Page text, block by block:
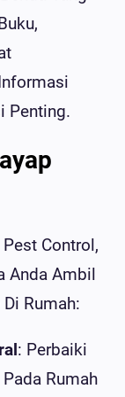
Penting.
Control,
Anda Ambil
Rumah:
: Perbaiki
Rumah